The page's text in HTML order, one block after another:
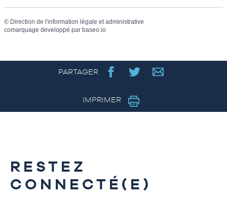
© Direction de l'information légale et administrative
comarquage developpé par baseo.io
PARTAGER
IMPRIMER
RESTEZ
CONNECTÉ(E)